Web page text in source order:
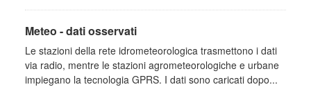
Meteo - dati osservati
Le stazioni della rete idrometeorologica trasmettono i dati
via radio, mentre le stazioni agrometeorologiche e urbane
impiegano la tecnologia GPRS. I dati sono caricati dopo...